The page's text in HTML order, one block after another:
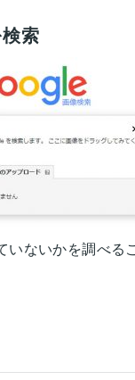
索
いないかを調べる